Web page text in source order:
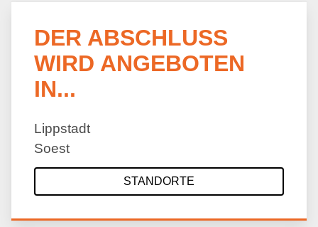
DER ABSCHLUSS
WIRD ANGEBOTEN
IN...
Lippstadt
Soest
STANDORTE